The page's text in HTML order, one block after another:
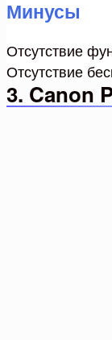
Минусы
Отсутствие
Отсутствие
3. Canon